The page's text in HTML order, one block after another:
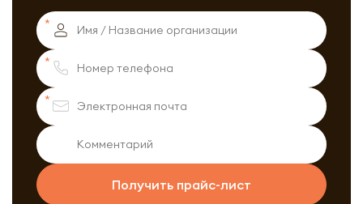
Получить прайс-лист